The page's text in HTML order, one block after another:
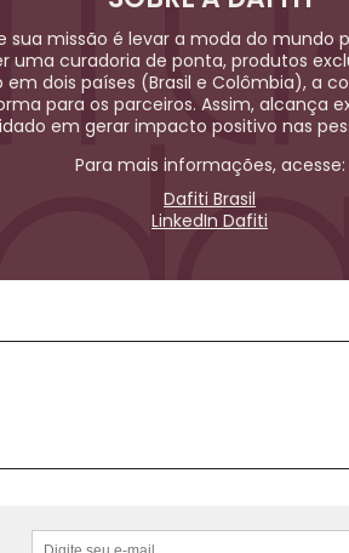
sua missão é levar a moda do
curadoria de ponta, produtos
dois países (Brasil e Colômbia), a
para os parceiros. Assim,
em gerar impacto positivo nas
Para mais informações, acesse:
Dafiti Brasil
LinkedIn Dafiti